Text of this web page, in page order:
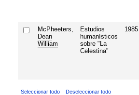
McPheeters,
Dean
William
Estudios
humanísticos
sobre "La
Celestina"
1985
Seleccionar todo Deseleccionar todo